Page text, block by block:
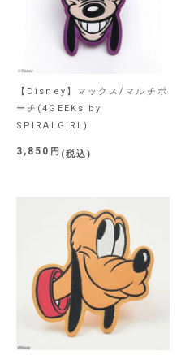
【Disney】マックス/マルチポ
ーチ(4GEEKs by
SPIRALGIRL)
3,850 税込